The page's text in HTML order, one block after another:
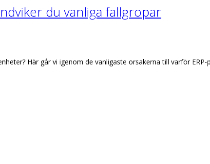
du vanliga fallgropar
Här går vi igenom de vanligaste orsakerna till varför